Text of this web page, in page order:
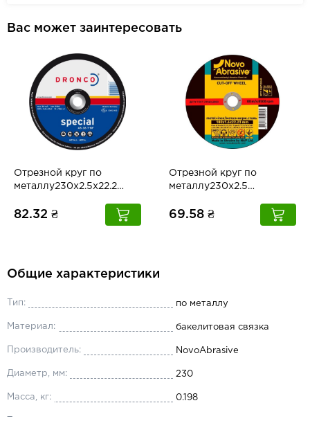
Вас может заинтересовать
Отрезной круг по
металлу230x2.5х22.2
82.32 ₴
Отрезной круг по
металлу230x2.5
69.58 ₴
Общие характеристики
Тип: по металлу
Материал: бакелитовая связка
Производитель: NovoAbrasive
Диаметр, мм: 230
Масса, кг: 0.198